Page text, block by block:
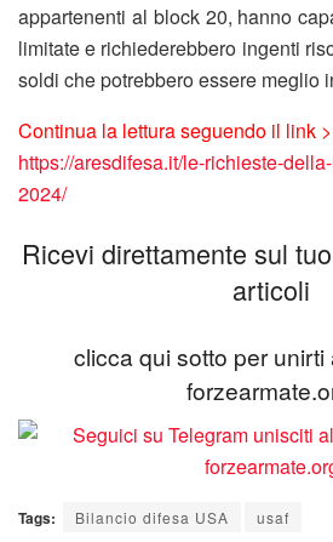
appartenenti al block 20, hanno
limitate e richiederebbero ingenti
soldi che potrebbero essere meglio
Continua la lettura seguendo il link
https://aresdifesa.it/le-richieste-
2024/
Ricevi direttamente sul
articoli
clicca qui sotto per
Tags: Bilancio difesa USA usaf